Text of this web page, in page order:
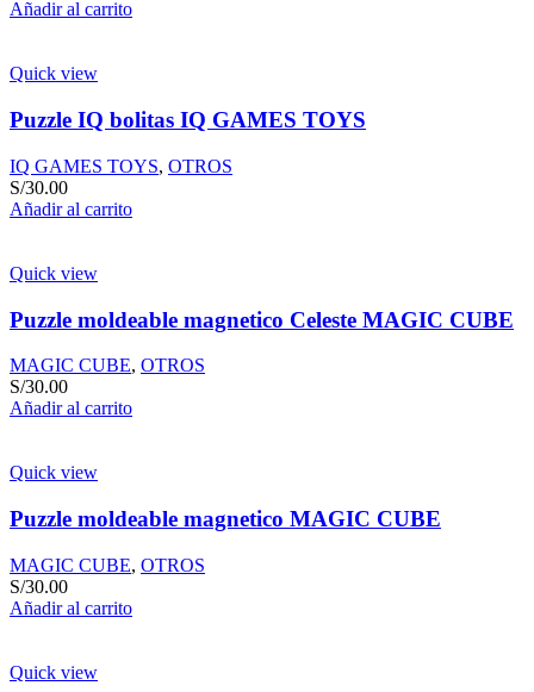
Añadir al carrito
Quick view
Puzzle IQ bolitas IQ GAMES TOYS
IQ GAMES TOYS, OTROS
S/30.00
Añadir al carrito
Quick view
Puzzle moldeable magnetico Celeste MAGIC CUBE
MAGIC CUBE, OTROS
S/30.00
Añadir al carrito
Quick view
Puzzle moldeable magnetico MAGIC CUBE
MAGIC CUBE, OTROS
S/30.00
Añadir al carrito
Quick view